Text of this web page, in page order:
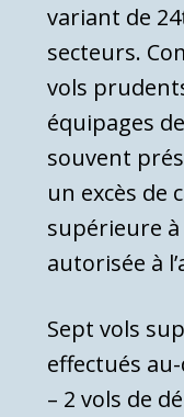
variant de
secteurs.
vols
équipages de
souvent
un excès de
supérieure
autorisée à
Sept vols
effectués
– 2 vols de